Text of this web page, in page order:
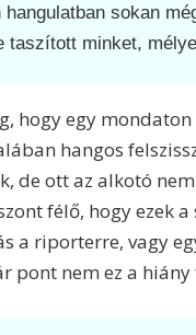
sokan
taszított minket,
hogy egy
hangos
de ott az alkotó
félő, hogy ezek
a riporterre, vagy
pont nem ez a